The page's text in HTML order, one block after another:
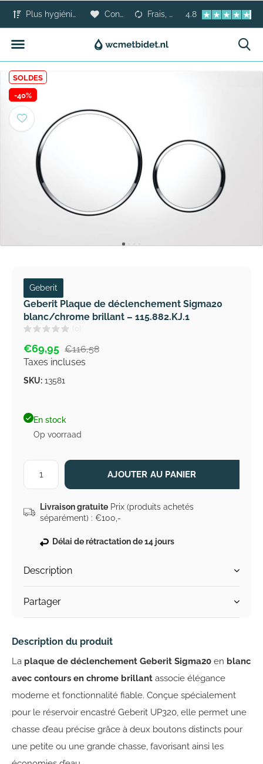
Plus hygiénique que le papier toilette Confort pour tous Frais, sûr et moderne 4.8
SOLDES
-40%
Geberit
Geberit Plaque de déclenchement Sigma20
blanc/chrome brillant – 115.882.KJ.1
€69,95 €116,58
Taxes incluses
SKU: 13581
En stock
Op voorraad
AJOUTER AU PANIER
Livraison gratuite Prix (produits achetés
séparément) : €100,-
Délai de rétractation de 14 jours
Description
Partager
Description du produit
La plaque de déclenchement Geberit Sigma20 en blanc
avec contours en chrome brillant associe élégance
moderne et fonctionnalité fiable. Conçue spécialement
pour le réservoir encastré Geberit UP320, elle permet une
chasse d’eau précise grâce à deux boutons distincts pour
une petite ou une grande chasse, favorisant ainsi les